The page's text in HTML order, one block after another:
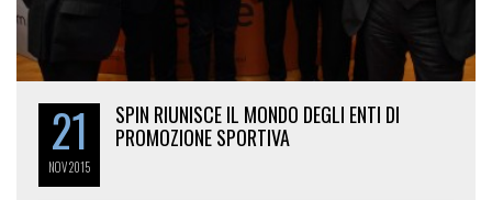
21
NOV2015
SPIN RIUNISCE IL MONDO DEGLI ENTI DI
PROMOZIONE SPORTIVA